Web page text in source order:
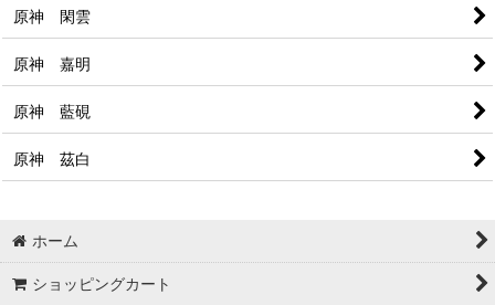
原神 閑雲
原神 嘉明
原神 藍硯
原神 茲白
ホーム
ショッピングカート